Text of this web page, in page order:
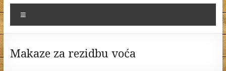
Makaze za rezidbu voća